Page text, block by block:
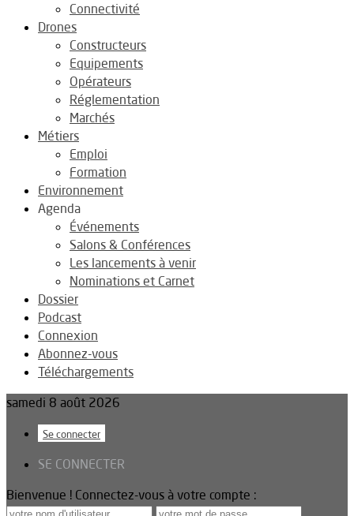
Connectivité
Drones
Constructeurs
Equipements
Opérateurs
Réglementation
Marchés
Métiers
Emploi
Formation
Environnement
Agenda
Événements
Salons & Conférences
Les lancements à venir
Nominations et Carnet
Dossier
Podcast
Connexion
Abonnez-vous
Téléchargements
samedi 8 août 2026
Se connecter
SE CONNECTER
Bienvenue ! Connectez-vous à votre compte :